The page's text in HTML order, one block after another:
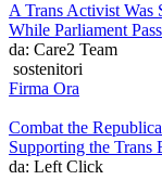
A Trans Activist Was
While Parliament
da: Care2 Team
sostenitori
Firma Ora
Combat the
Supporting the Trans
da: Left Click